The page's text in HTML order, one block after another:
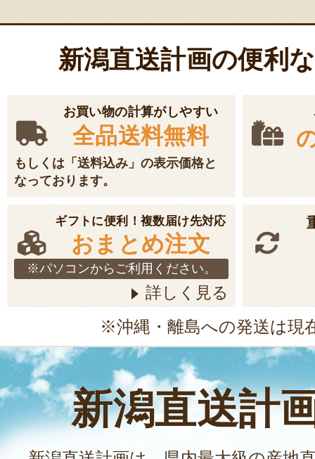
新潟直送計画の便利
お買い物の計算がしやすい
全品送料無料
もしくは「送料込み」の表示価格と
なっております。
ギフトに便利！複数届け先対応
おまとめ注文
※パソコンからご利用ください。
詳しく見る
※沖縄・離島への発送は現
新潟直送計